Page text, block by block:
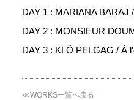
DAY 1 : MARIANA BARAJ
DAY 2 : MONSIEUR
DAY 3 : KLÔ PELGAG / À
≪WORKS一覧へ戻る